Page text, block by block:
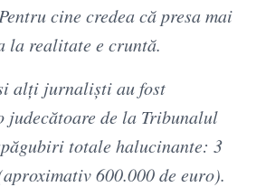
cine credea că presa mai
la realitate e cruntă.
alți jurnaliști au fost
judecătoare de la Tribunalul
totale halucinante: 3
600.000 de euro).